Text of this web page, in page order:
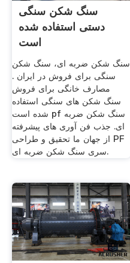
سنگ شکن سنگی
دستی استفاده شده
است
سنگ شکن ضربه ای، سنگ شکن
سنگی برای فروش در ایران .
مصارف خانگی برای فروش
سنگ شکن های سنگی استفاده
شده است pf سنگ شکن ضربه
ای. جذب فن آوری های پیشرفته
از جهان ما تحقیق و طراحی PF
سری سنگ شکن ضربه ای.